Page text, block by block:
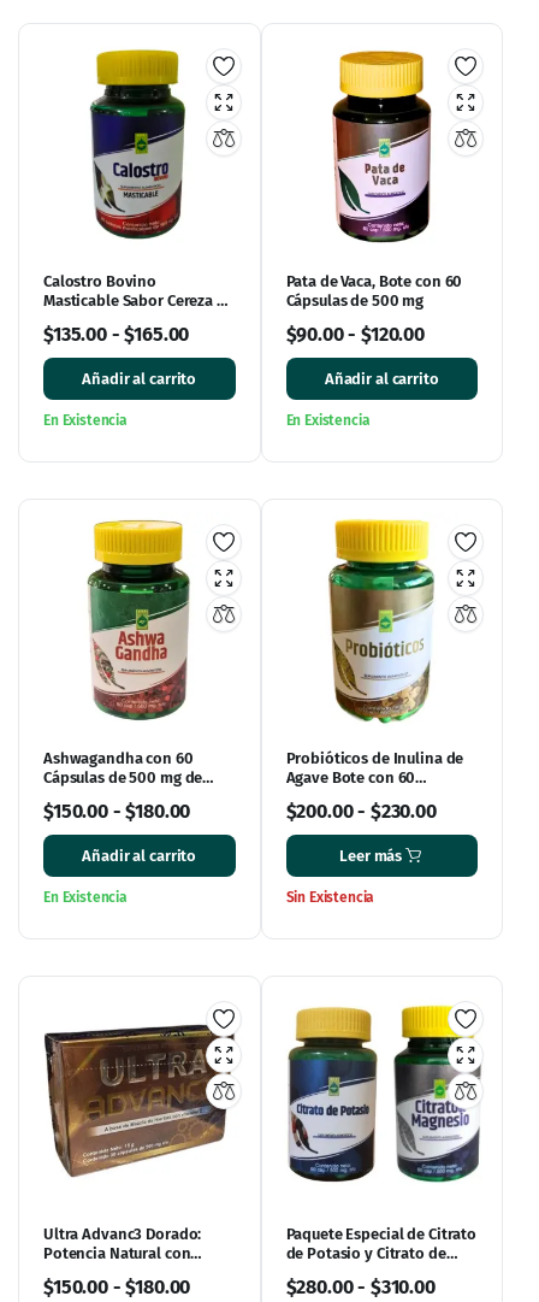
Calostro Bovino
Masticable Sabor Cereza 60
$135.00-$165.00
Añadir al carrito
En Existencia
Pata de Vaca, Bote con 60
Cápsulas de 500 mg
$90.00-$120.00
Añadir al carrito
En Existencia
Ashwagandha con 60
Cápsulas de 500 mg de
$150.00-$180.00
Añadir al carrito
En Existencia
Probióticos de Inulina de
Agave Bote con 60
$200.00- $230.00
Leer más
Sin Existencia
Ultra Advanc3 Dorado:
Potencia Natural con
$150.00-$180.00
Paquete Especial de Citrato
de Potasio y Citrato de
bienestar!
$280.00- $310.00